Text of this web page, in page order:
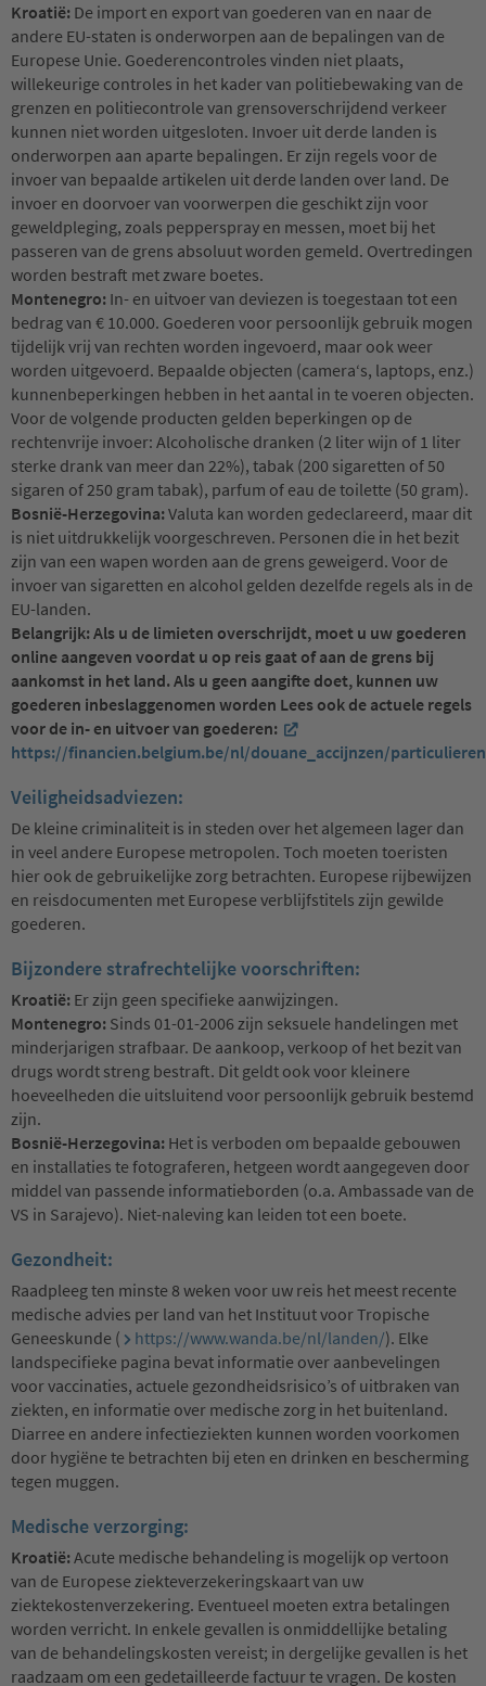
Kroatië: De import en export van goederen van en naar de
andere EU-staten is onderworpen aan de bepalingen van de
Europese Unie. Goederencontroles vinden niet plaats,
willekeurige controles in het kader van politiebewaking van de
grenzen en politiecontrole van grensoverschrijdend verkeer
kunnen niet worden uitgesloten. Invoer uit derde landen is
onderworpen aan aparte bepalingen. Er zijn regels voor de
invoer van bepaalde artikelen uit derde landen over land. De
invoer en doorvoer van voorwerpen die geschikt zijn voor
geweldpleging, zoals pepperspray en messen, moet bij het
passeren van de grens absoluut worden gemeld. Overtredingen
worden bestraft met zware boetes.
Montenegro: In- en uitvoer van deviezen is toegestaan tot een
bedrag van € 10.000. Goederen voor persoonlijk gebruik mogen
tijdelijk vrij van rechten worden ingevoerd, maar ook weer
worden uitgevoerd. Bepaalde objecten (camera‘s, laptops, enz.)
kunnenbeperkingen hebben in het aantal in te voeren objecten.
Voor de volgende producten gelden beperkingen op de
rechtenvrije invoer: Alcoholische dranken (2 liter wijn of 1 liter
sterke drank van meer dan 22%), tabak (200 sigaretten of 50
sigaren of 250 gram tabak), parfum of eau de toilette (50 gram).
Bosnië-Herzegovina:Valuta kan worden gedeclareerd, maar dit
is niet uitdrukkelijk voorgeschreven. Personen die in het bezit
zijn van een wapen worden aan de grens geweigerd. Voor de
invoer van sigaretten en alcohol gelden dezelfde regels als in de
EU-landen.
Belangrijk: Als u de limieten overschrijdt, moet u uw goederen
online aangeven voordat u op reis gaat of aan de grens bij
aankomst in het land. Als u geen aangifte doet, kunnen uw
goederen inbeslaggenomen worden Lees ook de actuele regels
voor de in- en uitvoer van goederen:
https://financien.belgium.be/nl/douane_accijnzen/
Veiligheidsadviezen:
De kleine criminaliteit is in steden over het algemeen lager dan
in veel andere Europese metropolen. Toch moeten toeristen
hier ook de gebruikelijke zorg betrachten. Europese rijbewijzen
en reisdocumenten met Europese verblijfstitels zijn gewilde
goederen.
Bijzondere strafrechtelijke voorschriften:
Kroatië: Er zijn geen specifieke aanwijzingen.
Montenegro: Sinds 01-01-2006 zijn seksuele handelingen met
minderjarigen strafbaar. De aankoop, verkoop of het bezit van
drugs wordt streng bestraft. Dit geldt ook voor kleinere
hoeveelheden die uitsluitend voor persoonlijk gebruik bestemd
zijn.
Bosnië-Herzegovina: Het is verboden om bepaalde gebouwen
en installaties te fotograferen, hetgeen wordt aangegeven door
middel van passende informatieborden (o.a. Ambassade van de
VS in Sarajevo). Niet-naleving kan leiden tot een boete.
Gezondheit:
Raadpleeg ten minste 8 weken voor uw reis het meest recente
medische advies per land van het Instituut voor Tropische
Geneeskunde (
https://www.wanda.be/nl/landen/). Elke
landspecifieke pagina bevat informatie over aanbevelingen
voor vaccinaties, actuele gezondheidsrisico’s of uitbraken van
ziekten, en informatie over medische zorg in het buitenland.
Diarree en andere infectieziekten kunnen worden voorkomen
door hygiëne te betrachten bij eten en drinken en bescherming
tegen muggen.
Medische verzorging:
Kroatië:Acute medische behandeling is mogelijk op vertoon
van de Europese ziekteverzekeringskaart van uw
ziektekostenverzekering. Eventueel moeten extra betalingen
worden verricht. In enkele gevallen is onmiddellijke betaling
van de behandelingskosten vereist; in dergelijke gevallen is het
raadzaam om een gedetailleerde factuur te vragen. De kosten